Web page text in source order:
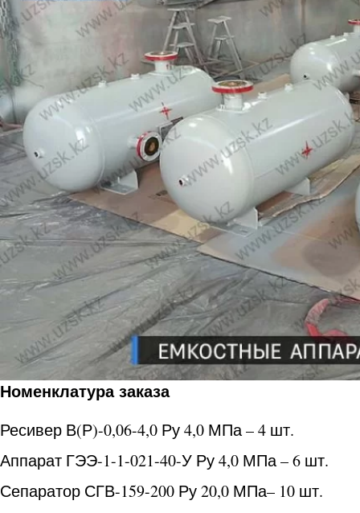
Номенклатура заказа
Ресивер В(Р)-0,06-4,0 Ру 4,0 МПа – 4 шт.
Аппарат ГЭЭ-1-1-021-40-У Ру 4,0 МПа – 6 шт.
Сепаратор СГВ-159-200 Ру 20,0 МПа– 10 шт.